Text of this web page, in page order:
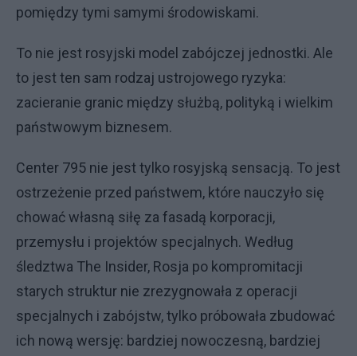
pomiędzy tymi samymi środowiskami.
To nie jest rosyjski model zabójczej jednostki. Ale
to jest ten sam rodzaj ustrojowego ryzyka:
zacieranie granic między służbą, polityką i wielkim
państwowym biznesem.
Center 795 nie jest tylko rosyjską sensacją. To jest
ostrzeżenie przed państwem, które nauczyło się
chować własną siłę za fasadą korporacji,
przemysłu i projektów specjalnych. Według
śledztwa The Insider, Rosja po kompromitacji
starych struktur nie zrezygnowała z operacji
specjalnych i zabójstw, tylko próbowała zbudować
ich nową wersję: bardziej nowoczesną, bardziej